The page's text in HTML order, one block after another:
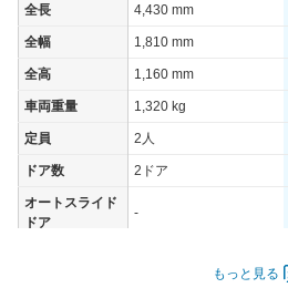
全長 4,430 mm
全幅 1,810 mm
全高 1,160 mm
車両重量 1,320 kg
定員 2人
ドア数 2ドア
オートスライド
ドア
-
206.00 [280]/ 7,300
もっと見る